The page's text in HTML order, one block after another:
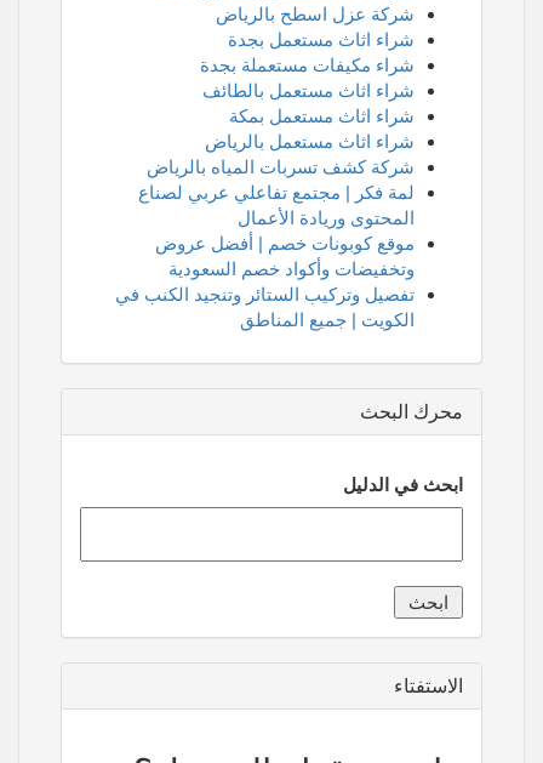
شركة عزل اسطح بالرياض
شراء اثاث مستعمل بجدة
شراء مكيفات مستعملة بجدة
شراء اثاث مستعمل بالطائف
شراء اثاث مستعمل بمكة
شراء اثاث مستعمل بالرياض
شركة كشف تسربات المياه بالرياض
لمة فكر | مجتمع تفاعلي عربي لصناع
المحتوى وريادة الأعمال
موقع كوبونات خصم | أفضل عروض
وتخفيضات وأكواد خصم السعودية
تفصيل وتركيب الستائر وتنجيد الكنب في
الكويت | جميع المناطق
محرك البحث
ابحث في الدليل
الاستفتاء